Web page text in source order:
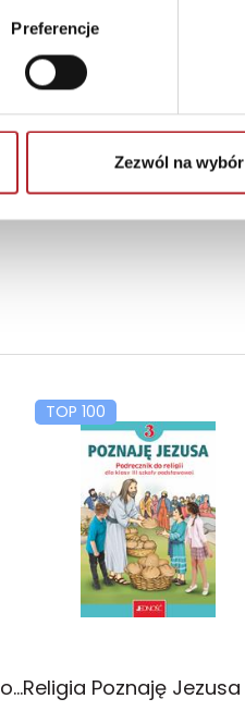
Preferencje
Zezwól na wybór
Plecak młodzieżowy Coolpack Jerry Daisy Black
TOP 100